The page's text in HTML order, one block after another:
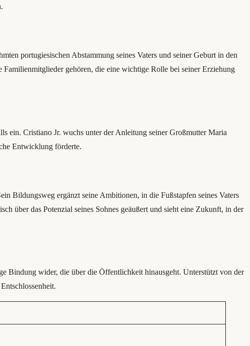
portugiesischen Abstammung seines Vaters und seiner Geburt in den
gehören, die eine wichtige Rolle bei seiner Erziehung
ein. Cristiano Jr. wuchs unter der Anleitung seiner Großmutter Maria
Entwicklung förderte.
Bildungsweg ergänzt seine Ambitionen, in die Fußstapfen seines Vaters
über das Potenzial seines Sohnes geäußert und sieht eine Zukunft, in der
Bindung wider, die über die Öffentlichkeit hinausgeht. Unterstützt von der